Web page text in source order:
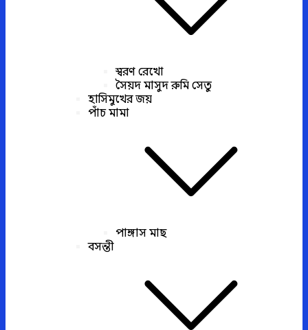
স্বরণ রেখো
সৈয়দ মাসুদ রুমি সেতু
হাসিমুখের জয়
পাঁচ মামা
পাঙ্গাস মাছ
বসন্তী